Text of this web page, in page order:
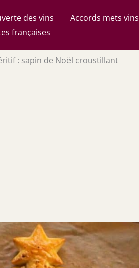
des vins Accords mets vins
françaises
: sapin de Noël croustillant